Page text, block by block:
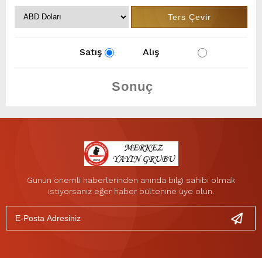
Satış Alış
Günün önemli haberlerinden anında bilgi sahibi olmak
istiyorsanız eğer haber bültenine üye olun.